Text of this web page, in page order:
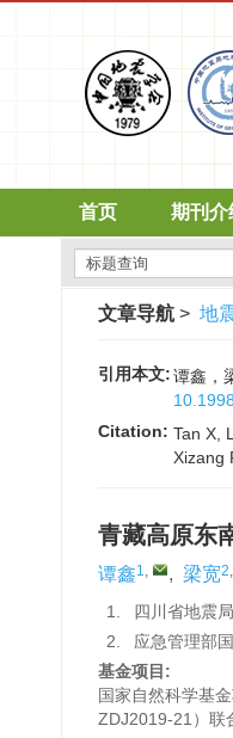
首页 期刊介
文章导航 > 地
引用本文:谭鑫，
Citation: Tan X,
Xizang
青藏高原东
谭鑫1, , 梁宽2,
1.
四川省地震
2.
应急管理部
基金项目:
国家自然科学基
ZDJ2019-21）联